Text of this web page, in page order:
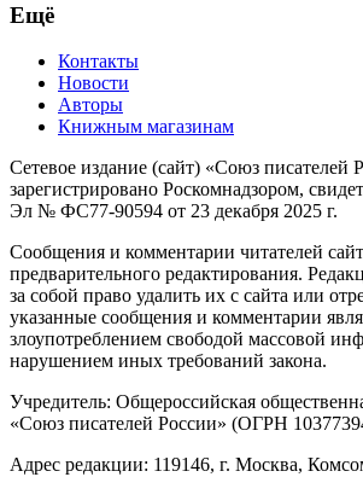
Ещё
Контакты
Новости
Авторы
Книжным магазинам
Сетевое издание (сайт) «Союз писателей
зарегистрировано Роскомнадзором,
Эл № ФС77-90594 от 23 декабря 2025 г.
Сообщения и комментарии читателей
предварительного редактирования.
за собой право удалить их с сайта или
указанные сообщения и комментарии
злоупотреблением свободой массовой
нарушением иных требований закона.
Учредитель: Общероссийская
«Союз писателей России» (ОГРН
Адрес редакции: 119146, г. Москва,